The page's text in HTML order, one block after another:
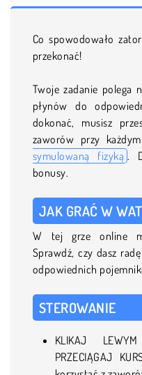
Co spowodowało
przekonać!
Twoje zadanie polega
płynów do
dokonać, musisz
zaworów przy
symulowaną fizyką .
bonusy.
JAK GRAĆ W
W tej grze online
Sprawdź, czy dasz
odpowiednich
STEROWANIE
KLIKAJ
PRZECIĄGAJ